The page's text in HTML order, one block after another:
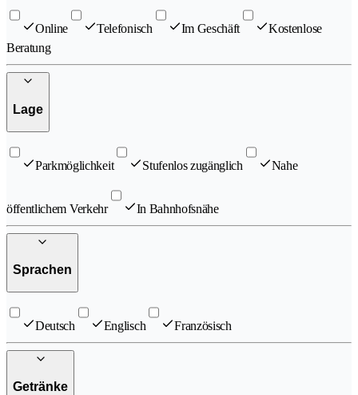
Online Telefonisch Im Geschäft
Kostenlose
Beratung
Lage
Parkmöglichkeit Stufenlos zugänglich Nahe
öffentlichem Verkehr In Bahnhofsnähe
Sprachen
Deutsch Englisch Französisch
Getränke